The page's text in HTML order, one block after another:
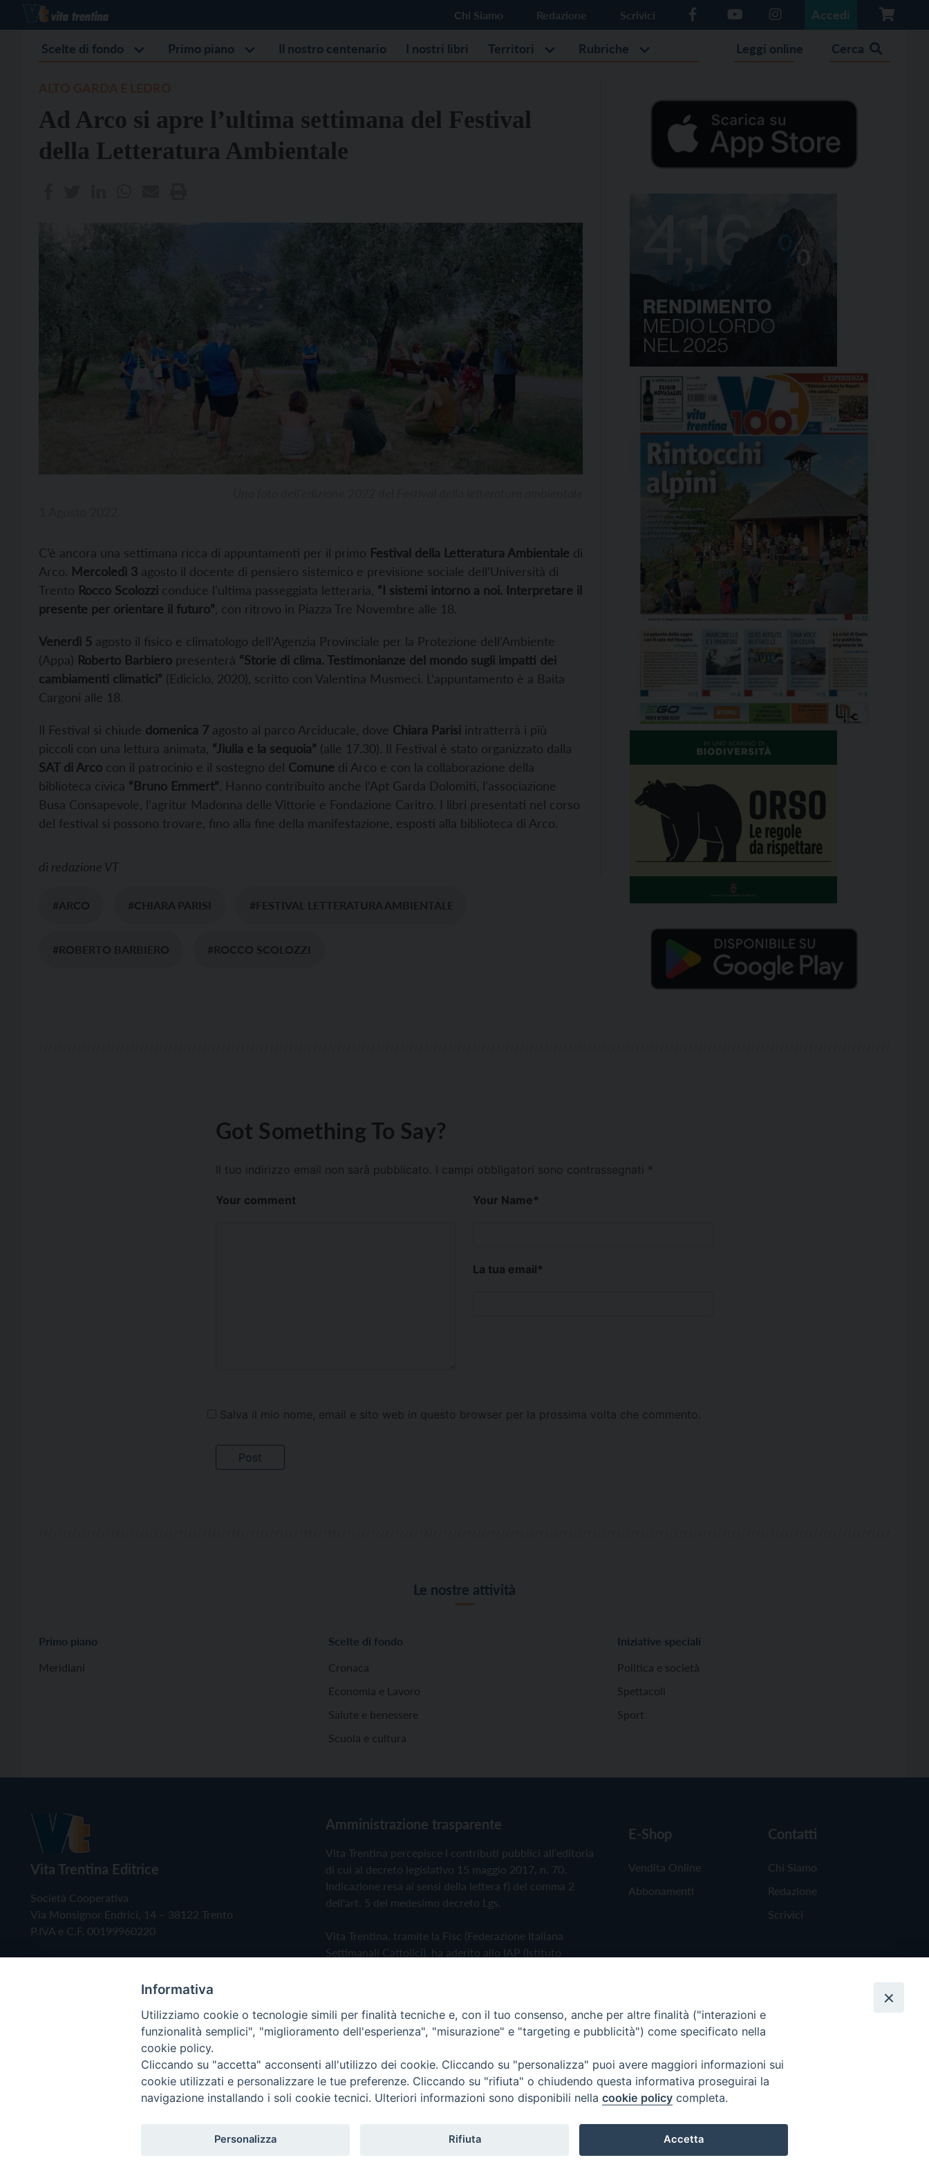
Chi Siamo Redazione Scrivici Accedi
Scelte di fondo Primo piano Il nostro centenario I nostri libri Territori Rubriche Leggi online Cerca
Ad Arco si apre l’ultima settimana del Festival
della Letteratura Ambientale
C’è ancora una settimana ricca di appuntamenti per il primo Festival della Letteratura Ambientale di
Arco. Mercoledì 3 agosto il docente di pensiero sistemico e previsione sociale dell’Università di
Trento Rocco Scolozzi conduce l’ultima passeggiata letteraria, “I sistemi intorno a noi. Interpretare il
presente per orientare il futuro” , con ritrovo in Piazza Tre Novembre alle 18.
Venerdì 5 agosto il fisico e climatologo dell’Agenzia Provinciale per la Protezione dell’Ambiente
(Appa) Roberto Barbiero presenterà “Storie di clima. Testimonianze del mondo sugli impatti dei
cambiamenti climatici” (Ediciclo, 2020), scritto con Valentina Musmeci. L’appuntamento è a Baita
Cargoni alle 18.
Il Festival si chiude domenica 7 agosto al parco Arciducale, dove Chiara Parisi intratterrà i più
piccoli con una lettura animata, “Jiulia e la sequoia” (alle 17.30). Il Festival è stato organizzato dalla
SAT di Arco con il patrocinio e il sostegno del Comune di Arco e con la collaborazione della
biblioteca civica “Bruno Emmert”. Hanno contribuito anche l’Apt Garda Dolomiti, l’associazione
Busa Consapevole, l’agritur Madonna delle Vittorie e Fondazione Caritro. I libri presentati nel corso
del festival si possono trovare, fino alla fine della manifestazione, esposti alla biblioteca di Arco.
di redazione VT
#ARCO #CHIARA PARISI #FESTIVAL LETTERATURA AMBIENTALE
#ROBERTO BARBIERO #ROCCO SCOLOZZI
Got Something To Say?
Il tuo indirizzo email non sarà pubblicato. I campi obbligatori sono contrassegnati *
Your comment Your Name*
La tua email*
Salva il mio nome, email e sito web in questo browser per la prossima volta che commento.
Le nostre attività
Primo piano
Meridiani
Scelte di fondo
Cronaca
Economia e Lavoro
Salute e benessere
Scuola e cultura
Iniziative speciali
Politica e società
Spettacoli
Sport
Vita Trentina Editrice
Società Cooperativa
Via Monsignor Endrici, 14 – 38122 Trento
P.IVA e C.F. 00199960220
Amministrazione trasparente
Vita Trentina percepisce i contributi pubblici all'editoria
di cui al decreto legislativo 15 maggio 2017, n. 70.
Indicazione resa ai sensi della lettera f) del comma 2
dell'art. 5 del medesimo decreto Lgs.
Vita Trentina, tramite la Fisc (Federazione Italiana
Settimanali Cattolici), ha aderito allo IAP (Istituto
Privacy Policy Cookie Policy
E-Shop
Vendita Online
Abbonamenti
Contatti
Chi Siamo
Redazione
Scrivici
Copyright © 2019 - Tutti i diritti riservati - Vita Trentina Editrice
Informativa
Utilizziamo cookie o tecnologie simili per finalità tecniche e, con il tuo consenso, anche per altre finalità ("interazioni e
funzionalità semplici", "miglioramento dell'esperienza", "misurazione" e "targeting e pubblicità") come specificato nella
cookie policy.
Cliccando su "accetta" acconsenti all'utilizzo dei cookie. Cliccando su "personalizza" puoi avere maggiori informazioni sui
cookie utilizzati e personalizzare le tue preferenze. Cliccando su "rifiuta" o chiudendo questa informativa proseguirai la
navigazione installando i soli cookie tecnici. Ulteriori informazioni sono disponibili nella cookie policy completa.
Personalizza Rifiuta Accetta